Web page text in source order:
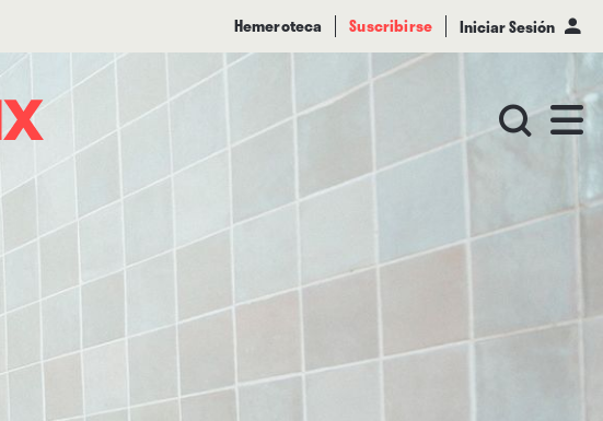
Hemeroteca Suscribirse Iniciar Sesión